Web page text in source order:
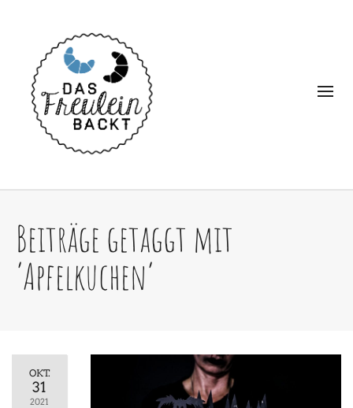
Beiträge getaggt mit
‘Apfelkuchen’
OKT.
31
2021